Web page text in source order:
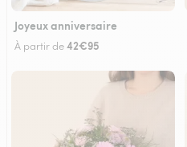
Joyeux anniversaire
À partir de42€95